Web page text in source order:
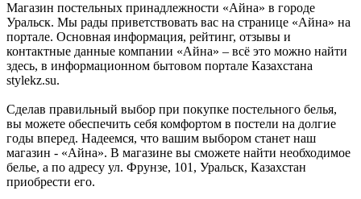
Магазин постельных принадлежности «Айна» в городе
Уральск. Мы рады приветствовать вас на странице «Айна» на
портале. Основная информация, рейтинг, отзывы и
контактные данные компании «Айна» – всё это можно найти
здесь, в информационном бытовом портале Казахстана
stylekz.su.
Сделав правильный выбор при покупке постельного белья,
вы можете обеспечить себя комфортом в постели на долгие
годы вперед. Надеемся, что вашим выбором станет наш
магазин - «Айна». В магазине вы сможете найти необходимое
белье, а по адресу ул. Фрунзе, 101, Уральск, Казахстан
приобрести его.